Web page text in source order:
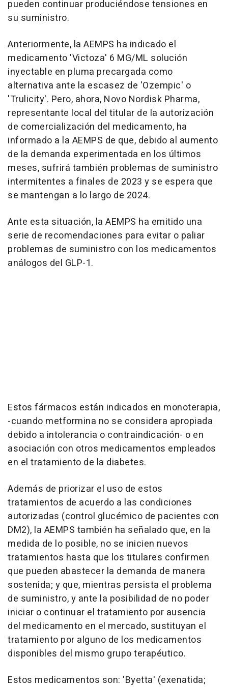
pueden continuar produciéndose tensiones en
su suministro.
Anteriormente, la AEMPS ha indicado el
medicamento 'Victoza' 6 MG/ML solución
inyectable en pluma precargada como
alternativa ante la escasez de 'Ozempic' o
'Trulicity'. Pero, ahora, Novo Nordisk Pharma,
representante local del titular de la autorización
de comercialización del medicamento, ha
informado a la AEMPS de que, debido al aumento
de la demanda experimentada en los últimos
meses, sufrirá también problemas de suministro
intermitentes a finales de 2023 y se espera que
se mantengan a lo largo de 2024.
Ante esta situación, la AEMPS ha emitido una
serie de recomendaciones para evitar o paliar
problemas de suministro con los medicamentos
análogos del GLP-1.
Estos fármacos están indicados en monoterapia,
-cuando metformina no se considera apropiada
debido a intolerancia o contraindicación- o en
asociación con otros medicamentos empleados
en el tratamiento de la diabetes.
Además de priorizar el uso de estos
tratamientos de acuerdo a las condiciones
autorizadas (control glucémico de pacientes con
DM2), la AEMPS también ha señalado que, en la
medida de lo posible, no se inicien nuevos
tratamientos hasta que los titulares confirmen
que pueden abastecer la demanda de manera
sostenida; y que, mientras persista el problema
de suministro, y ante la posibilidad de no poder
iniciar o continuar el tratamiento por ausencia
del medicamento en el mercado, sustituyan el
tratamiento por alguno de los medicamentos
disponibles del mismo grupo terapéutico.
Estos medicamentos son: 'Byetta' (exenatida;